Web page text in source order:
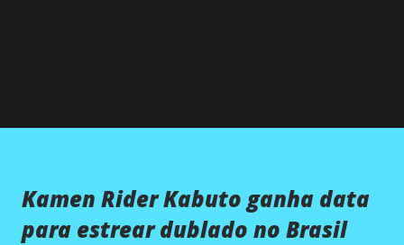
Kamen Rider Kabuto ganha data
para estrear dublado no Brasil